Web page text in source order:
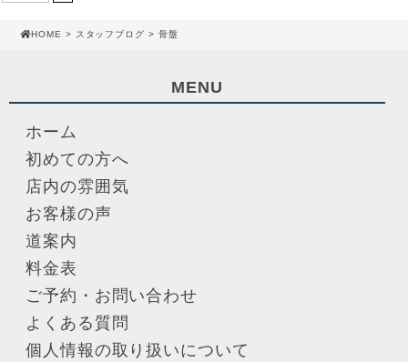
HOME > スタッフブログ > 骨盤
MENU
ホーム
初めての方へ
店内の雰囲気
お客様の声
道案内
料金表
ご予約・お問い合わせ
よくある質問
個人情報の取り扱いについて